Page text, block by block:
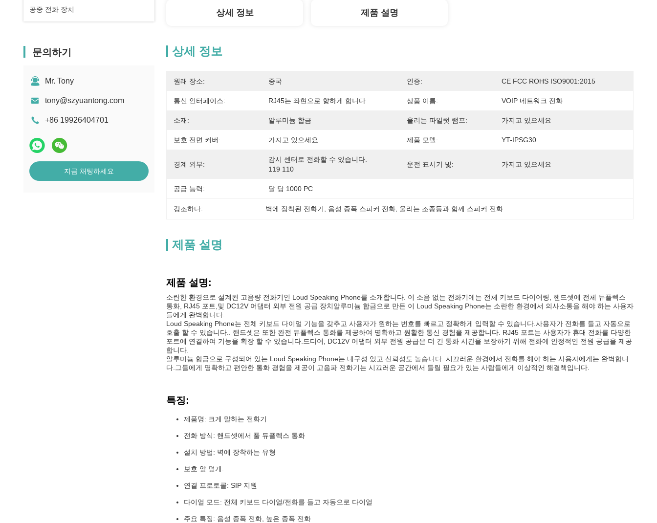
공중 전화 장치
문의하기
Mr. Tony
tony@szyuantong.com
+86 19926404701
지금 채팅하세요
상세 정보 제품 설명
상세 정보
원래 장소: 중국 인증: CE FCC ROHS ISO9001:2015
통신 인터페이스: RJ45는 좌현으로 향하게 합니다 상품 이름: VOIP 네트워크 전화
소재: 알루미늄 합금 울리는 파일럿 램프: 가지고 있으세요
보호 전면 커버: 가지고 있으세요 제품 모델: YT-IPSG30
경계 외부:
감시 센터로 전화할 수 있습니다.
119 110
운전 표시기 빛: 가지고 있으세요
공급 능력: 달 당 1000 PC
강조하다: 벽에 장착된 전화기 음성 증폭 스피커 전화 울리는 조종등과 함께 스피커 전화
제품 설명
제품 설명:
소란한 환경으로 설계된 고음량 전화기인 Loud Speaking Phone를 소개합니다. 이 소음 없는 전화기에는 전체 키보드 다이어링, 핸드셋에 전체 듀플렉스
통화, RJ45 포트,및 DC12V 어댑터 외부 전원 공급 장치알루미늄 합금으로 만든 이 Loud Speaking Phone는 소란한 환경에서 의사소통을 해야 하는 사용자
들에게 완벽합니다.
Loud Speaking Phone는 전체 키보드 다이얼 기능을 갖추고 사용자가 원하는 번호를 빠르고 정확하게 입력할 수 있습니다.사용자가 전화를 들고 자동으로
호출 할 수 있습니다.. 핸드셋은 또한 완전 듀플렉스 통화를 제공하여 명확하고 원활한 통신 경험을 제공합니다. RJ45 포트는 사용자가 휴대 전화를 다양한
포트에 연결하여 기능을 확장 할 수 있습니다.드디어, DC12V 어댑터 외부 전원 공급은 더 긴 통화 시간을 보장하기 위해 전화에 안정적인 전원 공급을 제공
합니다.
알루미늄 합금으로 구성되어 있는 Loud Speaking Phone는 내구성 있고 신뢰성도 높습니다. 시끄러운 환경에서 전화를 해야 하는 사용자에게는 완벽합니
다.그들에게 명확하고 편안한 통화 경험을 제공이 고음파 전화기는 시끄러운 공간에서 들릴 필요가 있는 사람들에게 이상적인 해결책입니다.
특징:
제품명: 크게 말하는 전화기
전화 방식: 핸드셋에서 풀 듀플렉스 통화
설치 방법: 벽에 장착하는 유형
보호 앞 덮개:
연결 프로토콜: SIP 지원
다이얼 모드: 전체 키보드 다이얼/전화를 들고 자동으로 다이얼
주요 특징: 음성 증폭 전화, 높은 증폭 전화